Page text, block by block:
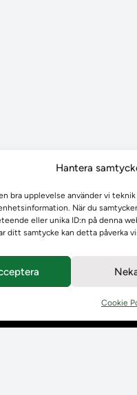
Hantera
bra upplevelse använder vi
När du
eller unika ID:n på denna
ditt samtycke kan detta påverka
Cookie